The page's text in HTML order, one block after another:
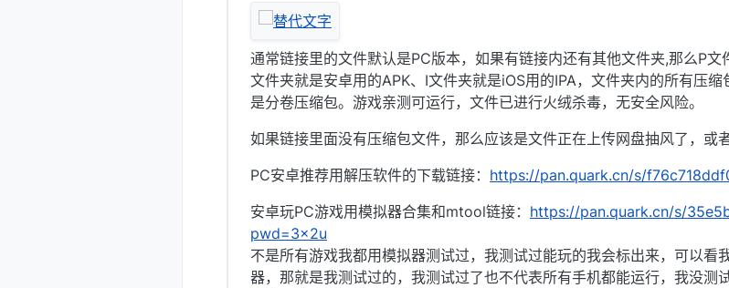
通常链接里的文件默认是PC版本，如果有链接内还有其他文件夹,那么P文
文件夹就是安卓用的APK、I文件夹就是iOS用的IPA，文件夹内的所有压
是分卷压缩包。游戏亲测可运行，文件已进行火绒杀毒，无安全风险。
如果链接里面没有压缩包文件，那么应该是文件正在上传网盘抽风了，或
PC安卓推荐用解压软件的下载链接： https://pan.quark.cn/s/
安卓玩PC游戏用模拟器合集和mtool链接： https://pan.quark.cn/s/
pwd=3x2u
不是所有游戏我都用模拟器测试过，我测试过能玩的我会标出来，可以看
器，那就是我测试过的，我测试过了也不代表所有手机都能运行，我没测